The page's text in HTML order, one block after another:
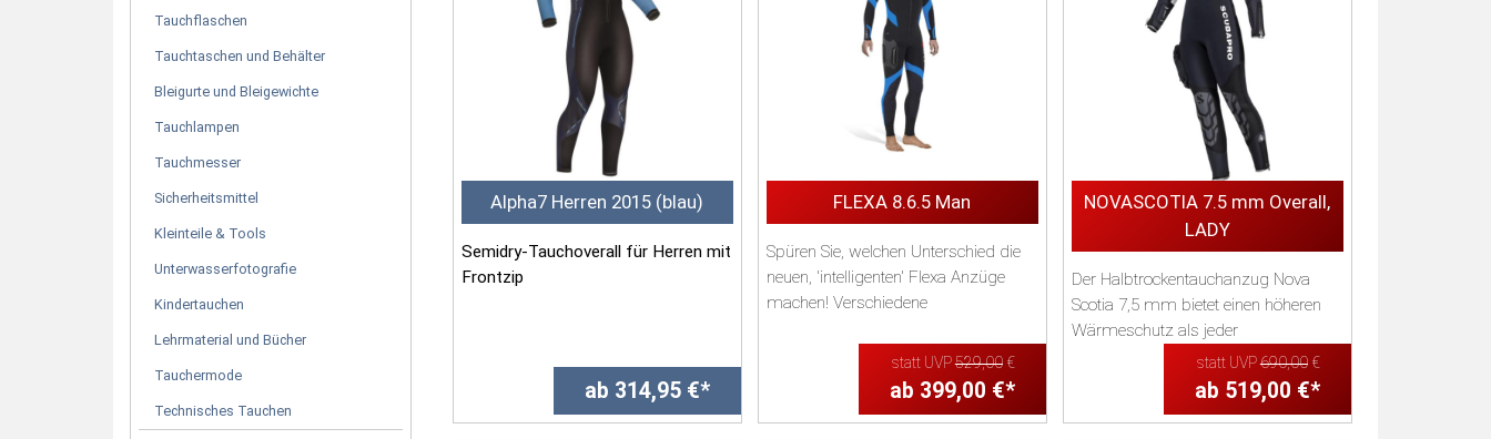
Tauchflaschen
Tauchtaschen und Behälter
Bleigurte und Bleigewichte
Tauchlampen
Tauchmesser
Sicherheitsmittel
Kleinteile & Tools
Unterwasserfotografie
Kindertauchen
Lehrmaterial und Bücher
Tauchermode
Technisches Tauchen
Alpha7 Herren 2015 (blau)
Semidry-Tauchoverall für Herren mit
Frontzip
ab 314,95 €*
FLEXA 8.6.5 Man
Spüren Sie, welchen Unterschied die
neuen, 'intelligenten' Flexa Anzüge
machen! Verschiedene
statt UVP529,00€
ab 399,00 €*
NOVASCOTIA 7.5 mm Overall,
LADY
Der Halbtrockentauchanzug Nova
Scotia 7,5 mm bietet einen höheren
Wärmeschutz als jeder
Nasstauchanzug auf ...
statt UVP690,00€
ab 519,00 €*